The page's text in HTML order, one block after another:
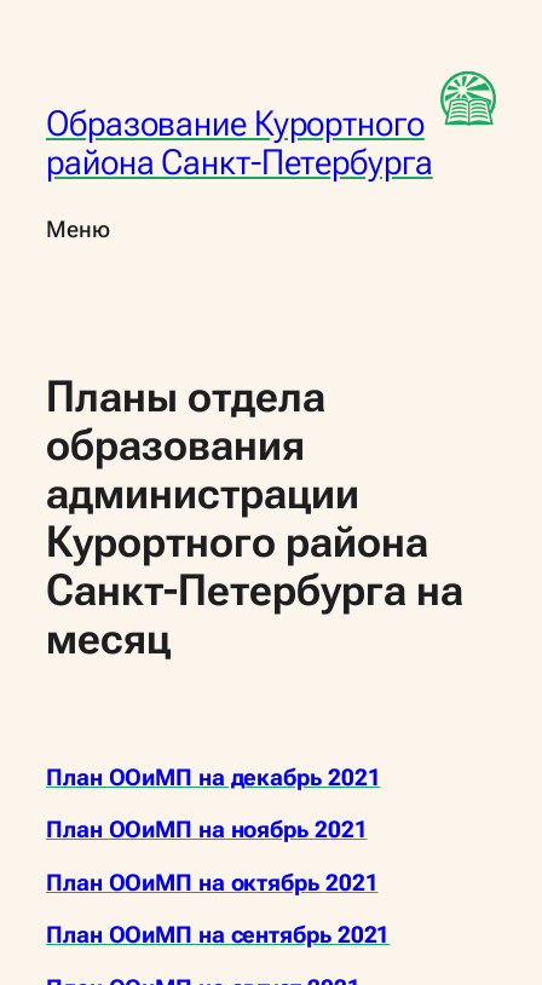
Образование Курортного
района Санкт-Петербурга
Меню
Планы отдела
образования
администрации
Курортного района
Санкт-Петербурга на
месяц
План ООиМП на декабрь 2021
План ООиМП на ноябрь 2021
План ООиМП на октябрь 2021
План ООиМП на сентябрь 2021